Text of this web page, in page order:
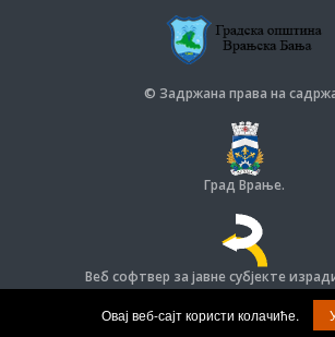
© Задржана права на
Град Врање.
Веб софтвер за јавне субјекте
© Задржана права на софтвер и
Овај веб-сајт користи колачиће.